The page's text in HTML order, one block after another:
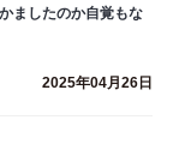
ましたのか自覚もな
2025年04月26日